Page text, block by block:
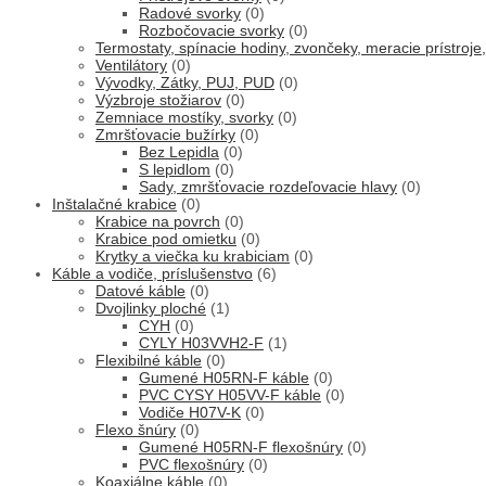
Radové svorky (0)
Rozbočovacie svorky (0)
Termostaty, spínacie hodiny, zvončeky, meracie
Ventilátory (0)
Vývodky, Zátky, PUJ, PUD (0)
Výzbroje stožiarov (0)
Zemniace mostíky, svorky (0)
Zmršťovacie bužírky (0)
Bez Lepidla (0)
S lepidlom (0)
Sady, zmršťovacie rozdeľovacie hlavy (0)
Inštalačné krabice (0)
Krabice na povrch (0)
Krabice pod omietku (0)
Krytky a viečka ku krabiciam (0)
Káble a vodiče, príslušenstvo (6)
Datové káble (0)
Dvojlinky ploché (1)
CYH (0)
CYLY H03VVH2-F (1)
Flexibilné káble (0)
Gumené H05RN-F káble (0)
PVC CYSY H05VV-F káble (0)
Vodiče H07V-K (0)
Flexo šnúry (0)
Gumené H05RN-F flexošnúry (0)
PVC flexošnúry (0)
Koaxiálne káble (0)